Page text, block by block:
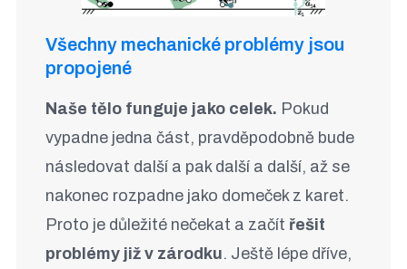
Všechny mechanické problémy jsou
propojené
Naše tělo funguje jako celek. Pokud
vypadne jedna část, pravděpodobně bude
následovat další a pak další a další, až se
nakonec rozpadne jako domeček z karet.
Proto je důležité nečekat a začít řešit
problémy již v zárodku. Ještě lépe dříve,